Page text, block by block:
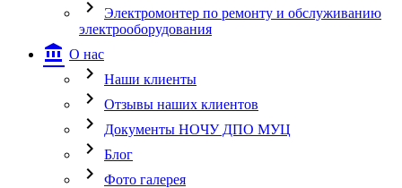
chevron_right
Электромонтер по ремонту и обслуживанию
электрооборудования
account_balance О нас
chevron_right Наши клиенты
chevron_right Отзывы наших клиентов
chevron_right Документы НОЧУ ДПО МУЦ
chevron_right Блог
chevron_right Фото галерея